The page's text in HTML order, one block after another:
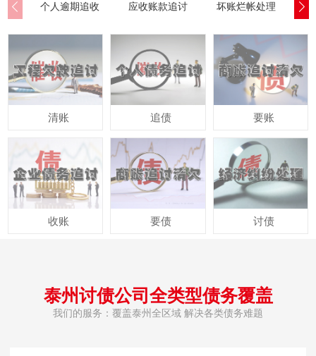
个人逾期追收 应收账款追讨 坏账烂帐处理
清账
收账
追债
要债
要账
讨债
泰州讨债公司全类型债务覆盖
我们的服务：覆盖泰州全区域 解决各类债务难题